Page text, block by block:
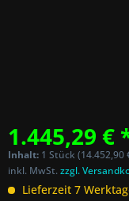
1.445,29 €
Inhalt: 1 Stück (14.452,90
inkl. MwSt.zzgl.
Lieferzeit 7